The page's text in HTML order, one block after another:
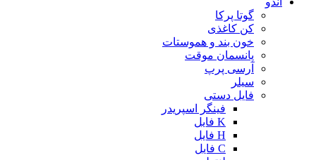
گوتا پرکا
کن کاغذی
خون بند و هموستات
پانسمان موقت
آرسی پرپ
سیلر
فایل دستی
فینگر اسپریدر
K فایل
H فایل
C فایل